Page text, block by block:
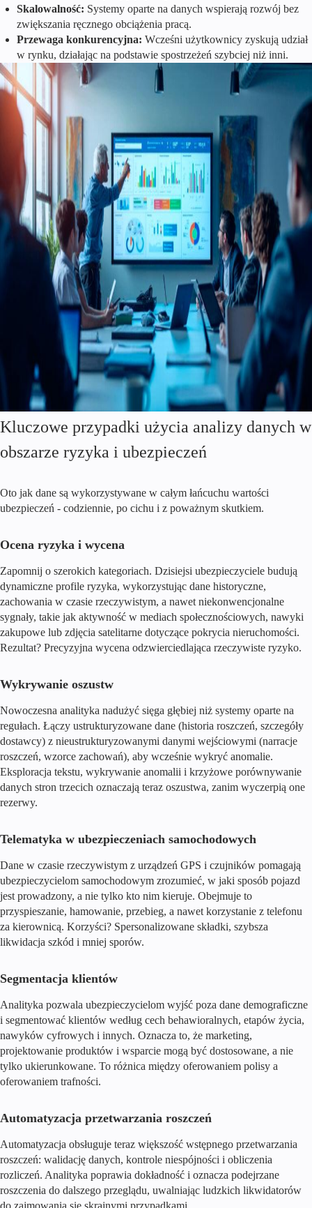
Skalowalność: Systemy oparte na danych wspierają rozwój bez
zwiększania ręcznego obciążenia pracą.
Przewaga konkurencyjna: Wcześni użytkownicy zyskują udział
w rynku, działając na podstawie spostrzeżeń szybciej niż inni.
Kluczowe przypadki użycia analizy danych w
obszarze ryzyka i ubezpieczeń
Oto jak dane są wykorzystywane w całym łańcuchu wartości
ubezpieczeń - codziennie, po cichu i z poważnym skutkiem.
Ocena ryzyka i wycena
Zapomnij o szerokich kategoriach. Dzisiejsi ubezpieczyciele budują
dynamiczne profile ryzyka, wykorzystując dane historyczne,
zachowania w czasie rzeczywistym, a nawet niekonwencjonalne
sygnały, takie jak aktywność w mediach społecznościowych, nawyki
zakupowe lub zdjęcia satelitarne dotyczące pokrycia nieruchomości.
Rezultat? Precyzyjna wycena odzwierciedlająca rzeczywiste ryzyko.
Wykrywanie oszustw
Nowoczesna analityka nadużyć sięga głębiej niż systemy oparte na
regułach. Łączy ustrukturyzowane dane (historia roszczeń, szczegóły
dostawcy) z nieustrukturyzowanymi danymi wejściowymi (narracje
roszczeń, wzorce zachowań), aby wcześnie wykryć anomalie.
Eksploracja tekstu, wykrywanie anomalii i krzyżowe porównywanie
danych stron trzecich oznaczają teraz oszustwa, zanim wyczerpią one
rezerwy.
Telematyka w ubezpieczeniach samochodowych
Dane w czasie rzeczywistym z urządzeń GPS i czujników pomagają
ubezpieczycielom samochodowym zrozumieć, w jaki sposób pojazd
jest prowadzony, a nie tylko kto nim kieruje. Obejmuje to
przyspieszanie, hamowanie, przebieg, a nawet korzystanie z telefonu
za kierownicą. Korzyści? Spersonalizowane składki, szybsza
likwidacja szkód i mniej sporów.
Segmentacja klientów
Analityka pozwala ubezpieczycielom wyjść poza dane demograficzne
i segmentować klientów według cech behawioralnych, etapów życia,
nawyków cyfrowych i innych. Oznacza to, że marketing,
projektowanie produktów i wsparcie mogą być dostosowane, a nie
tylko ukierunkowane. To różnica między oferowaniem polisy a
oferowaniem trafności.
Automatyzacja przetwarzania roszczeń
Automatyzacja obsługuje teraz większość wstępnego przetwarzania
roszczeń: walidację danych, kontrole niespójności i obliczenia
rozliczeń. Analityka poprawia dokładność i oznacza podejrzane
roszczenia do dalszego przeglądu, uwalniając ludzkich likwidatorów
do zajmowania się skrajnymi przypadkami.